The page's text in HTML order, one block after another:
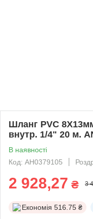
Шланг PVC
внутр. 1/4" 20 м.
В наявності
Код: AH0379105
2 928,27 ₴ 3
Економія 516.75 ₴